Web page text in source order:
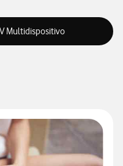
Multidispositivo